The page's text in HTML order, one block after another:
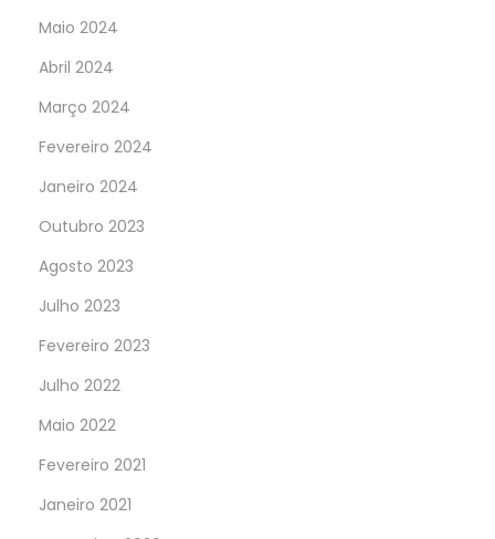
Maio 2024
Abril 2024
Março 2024
Fevereiro 2024
Janeiro 2024
Outubro 2023
Agosto 2023
Julho 2023
Fevereiro 2023
Julho 2022
Maio 2022
Fevereiro 2021
Janeiro 2021